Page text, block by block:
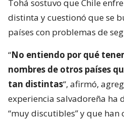
Tohá sostuvo que Chile
distinta y cuestionó que se
países con problemas de
“No entiendo por qué
nombres de otros países
tan distintas“, afirmó,
experiencia salvadoreña ha
“muy discutibles” y que